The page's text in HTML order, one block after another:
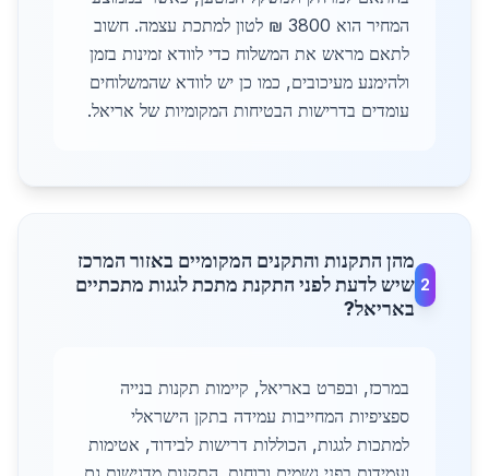
המחיר הוא 3800 ₪ לטון למתכת עצמה. חשוב
לתאם מראש את המשלוח כדי לוודא זמינות בזמן
ולהימנע מעיכובים, כמו כן יש לוודא שהמשלוחים
עומדים בדרישות הבטיחות המקומיות של אריאל.
2
מהן התקנות והתקנים המקומיים באזור המרכז
שיש לדעת לפני התקנת מתכת לגגות מתכתיים
באריאל?
במרכז, ובפרט באריאל, קיימות תקנות בנייה
ספציפיות המחייבות עמידה בתקן הישראלי
למתכות לגגות, הכוללות דרישות לבידוד, אטימות